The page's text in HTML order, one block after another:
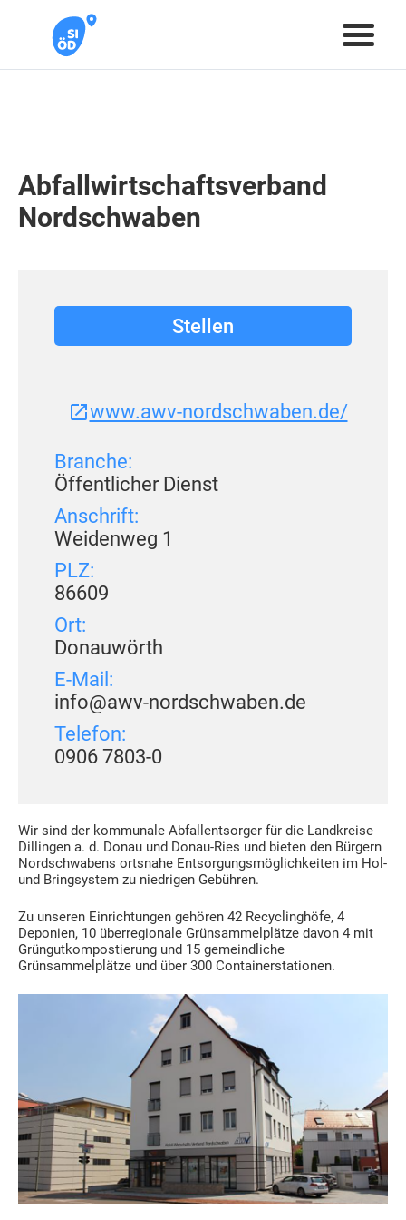
Abfallwirtschaftsverband
Nordschwaben
Wir sind der kommunale Abfallentsorger für die Landkreise
Dillingen a. d. Donau und Donau-Ries und bieten den Bürgern
Nordschwabens ortsnahe Entsorgungsmöglichkeiten im Hol-
und Bringsystem zu niedrigen Gebühren.
Zu unseren Einrichtungen gehören 42 Recyclinghöfe, 4
Deponien, 10 überregionale Grünsammelplätze davon 4 mit
Grüngutkompostierung und 15 gemeindliche
Grünsammelplätze und über 300 Containerstationen.
Stellen
www.awv-nordschwaben.de/
Branche:
Öffentlicher Dienst
Anschrift:
Weidenweg 1
PLZ:
86609
Ort:
Donauwörth
E-Mail:
info@awv-nordschwaben.de
Telefon:
0906 7803-0